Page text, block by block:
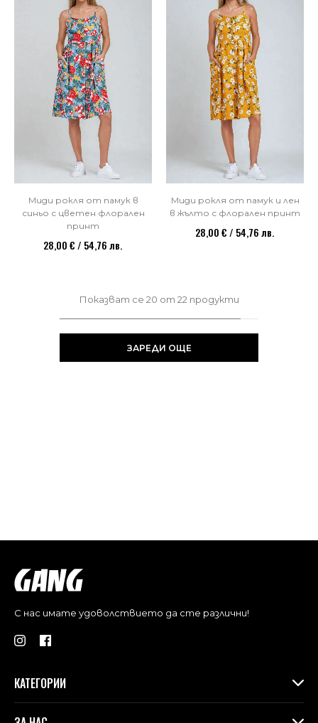
Миди рокля от памук в
синьо с цветен флорален
принт
28,00 € / 54,76 лв.
Миди рокля от памук и лен
в жълто с флорален принт
28,00 € / 54,76 лв.
Показват се 20 от 22продукти
ЗАРЕДИ ОЩЕ
С нас имате удоволствието да сте различни!
КАТЕГОРИИ